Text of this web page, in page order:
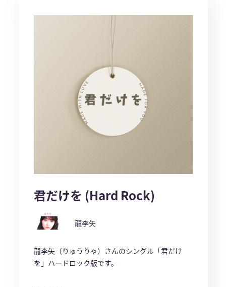
君だけを (Hard Rock)
龍李矢
龍李矢（りゅうりゃ）さんのシングル「君だけ
を」ハードロック版です。